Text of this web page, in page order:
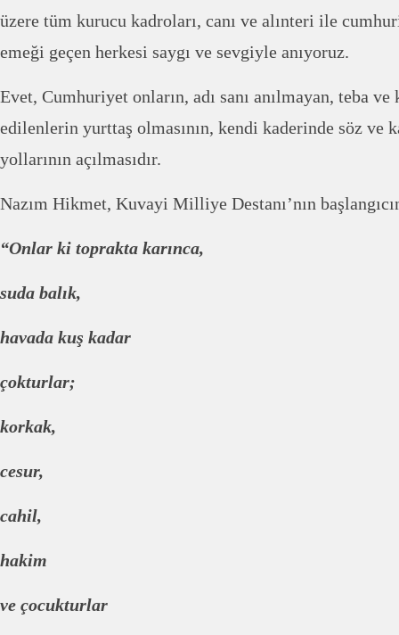
üzere tüm kurucu kadroları, canı ve alınteri ile
emeği geçen herkesi saygı ve sevgiyle anıyoruz.
Evet, Cumhuriyet onların, adı sanı anılmayan, teba
edilenlerin yurttaş olmasının, kendi kaderinde söz ve
yollarının açılmasıdır.
Nazım Hikmet, Kuvayi Milliye Destanı’nın
“Onlar ki toprakta karınca,
suda balık,
havada kuş kadar
çokturlar;
korkak,
cesur,
cahil,
hakim
ve çocukturlar